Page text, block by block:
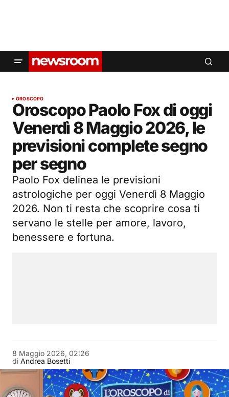
OROSCOPO
Oroscopo Paolo Fox di oggi
Venerdì 8 Maggio 2026, le
previsioni complete segno
per segno
Paolo Fox delinea le previsioni
astrologiche per oggi Venerdì 8 Maggio
2026. Non ti resta che scoprire cosa ti
servano le stelle per amore, lavoro,
benessere e fortuna.
di Andrea Bosetti
8 Maggio 2026, 02:26